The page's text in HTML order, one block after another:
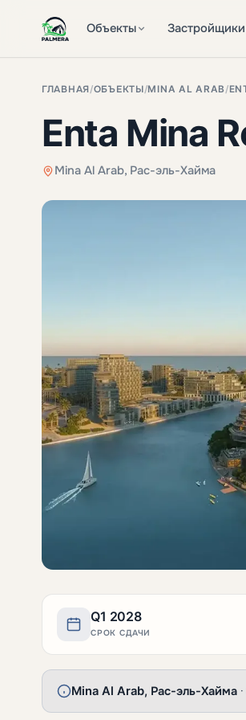
Объекты Застройщики
ГЛАВНАЯ /ОБЪЕКТЫ/MINA AL ARAB/
Enta Mina
Mina Al Arab, Рас-эль-Хайма
Q1 2028
СРОК СДАЧИ
Mina Al Arab, Рас-эль-Хайма